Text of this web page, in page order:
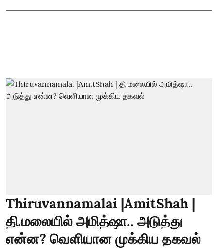
Thiruvannamalai |AmitShah |
தி.மலையில் அமித்ஷா.. அடுத்து
என்ன? வெளியான முக்கிய தகவல்